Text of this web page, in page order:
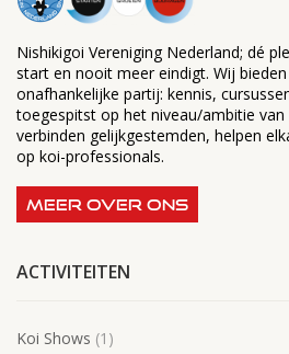
Nishikigoi Vereniging Nederland; dé
start en nooit meer eindigt. Wij
onafhankelijke partij: kennis,
toegespitst op het niveau/ambitie van
verbinden gelijkgestemden, helpen
op koi-professionals.
MEER OVER ONS
ACTIVITEITEN
Koi Shows (1)